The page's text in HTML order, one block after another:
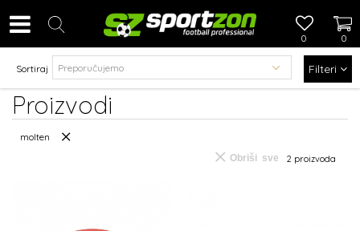
0
0
Proizvodi
Sortiraj Filteri
molten
2 proizvoda
Obriši sve